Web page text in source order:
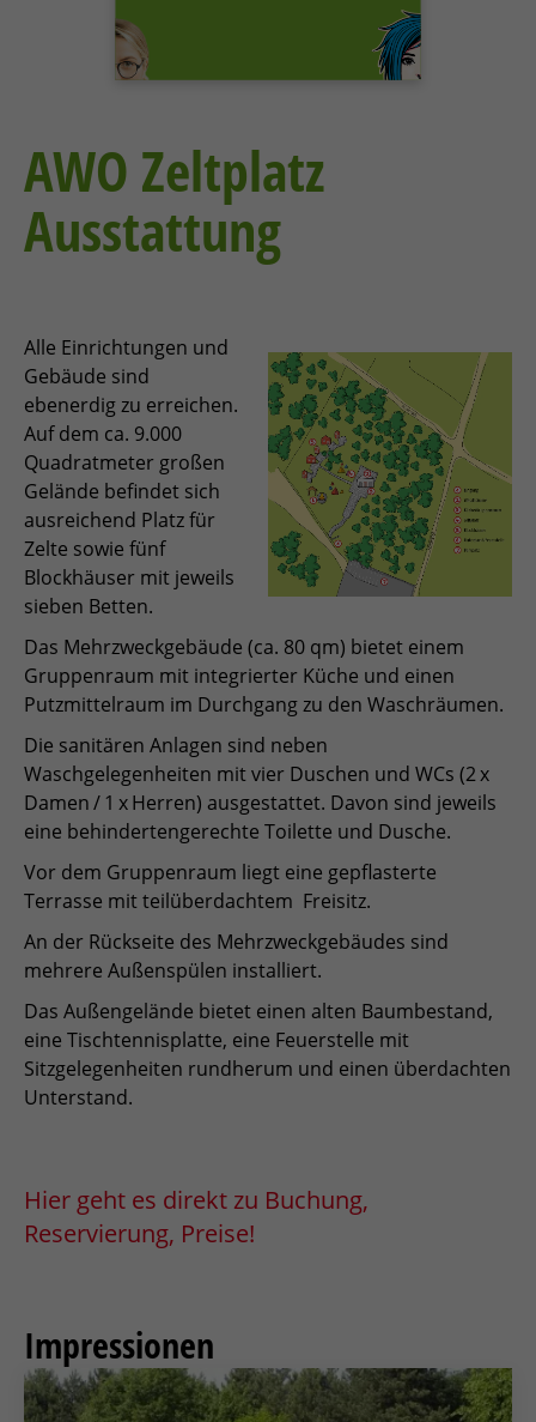
AWO Zeltplatz
Ausstattung
Alle Einrichtungen und
Gebäude sind
ebenerdig zu erreichen.
Auf dem ca. 9.000
Quadratmeter großen
Gelände befindet sich
ausreichend Platz für
Zelte sowie fünf
Blockhäuser mit jeweils
sieben Betten.
Das Mehrzweckgebäude (ca. 80 qm) bietet einem
Gruppenraum mit integrierter Küche und einen
Putzmittelraum im Durchgang zu den Waschräumen.
Die sanitären Anlagen sind neben
Waschgelegenheiten mit vier Duschen und WCs (2 x
Damen / 1 x Herren) ausgestattet. Davon sind jeweils
eine behindertengerechte Toilette und Dusche.
Vor dem Gruppenraum liegt eine gepflasterte
Terrasse mit teilüberdachtem Freisitz.
An der Rückseite des Mehrzweckgebäudes sind
mehrere Außenspülen installiert.
Das Außengelände bietet einen alten Baumbestand,
eine Tischtennisplatte, eine Feuerstelle mit
Sitzgelegenheiten rundherum und einen überdachten
Unterstand.
Hier geht es direkt zu Buchung,
Reservierung, Preise!
Impressionen